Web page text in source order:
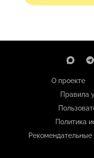
О проекте
Правила
Политика
Рекомендательные